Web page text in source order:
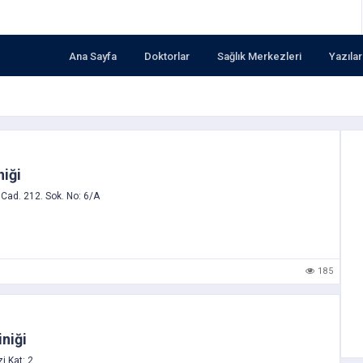
Ana Sayfa Doktorlar Sağlık Merkezleri Yazılar
212. Sok. No: 6/A
185